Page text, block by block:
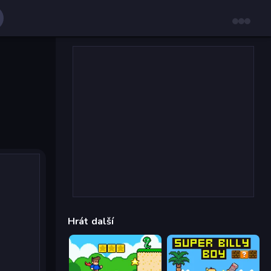
Hrát další